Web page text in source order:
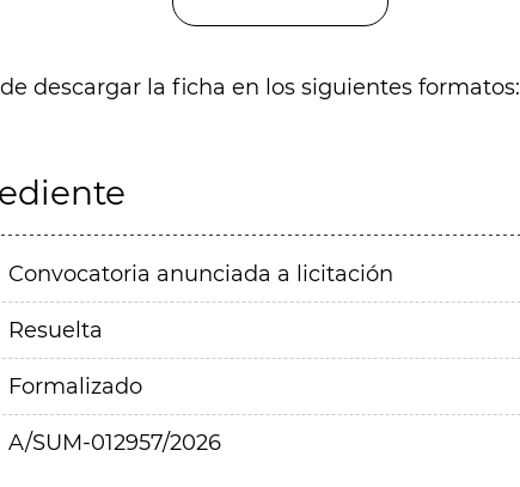
descargar la ficha en los siguientes formatos:
Convocatoria anunciada a licitación
Resuelta
Formalizado
A/SUM-012957/2026